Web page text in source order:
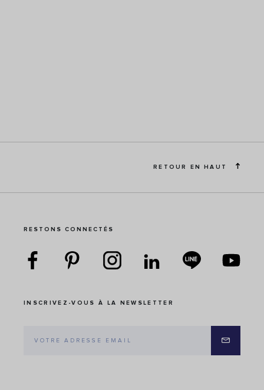
RETOUR EN HAUT
RESTONS CONNECTÉS
INSCRIVEZ-VOUS À LA NEWSLETTER